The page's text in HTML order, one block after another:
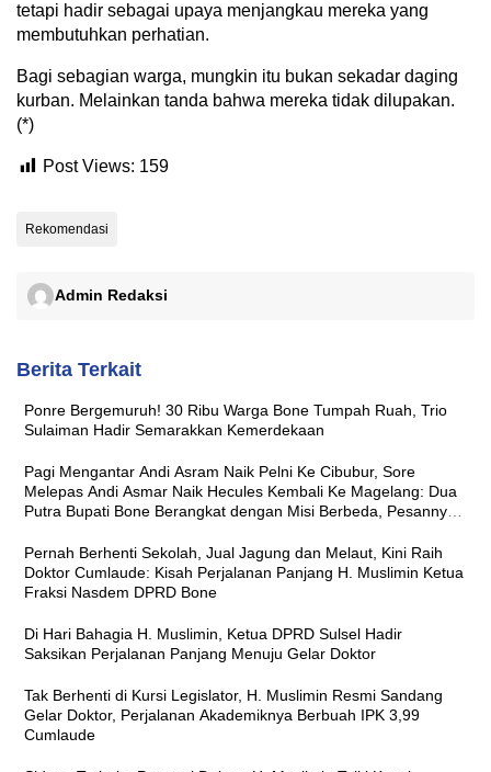
tetapi hadir sebagai upaya menjangkau mereka yang
membutuhkan perhatian.
Bagi sebagian warga, mungkin itu bukan sekadar daging
kurban. Melainkan tanda bahwa mereka tidak dilupakan.
(*)
Post Views: 159
Rekomendasi
Admin Redaksi
Berita Terkait
Ponre Bergemuruh! 30 Ribu Warga Bone Tumpah Ruah, Trio
Sulaiman Hadir Semarakkan Kemerdekaan
Pagi Mengantar Andi Asram Naik Pelni Ke Cibubur, Sore
Melepas Andi Asmar Naik Hecules Kembali Ke Magelang: Dua
Putra Bupati Bone Berangkat dengan Misi Berbeda, Pesannya
Pernah Berhenti Sekolah, Jual Jagung dan Melaut, Kini Raih
Doktor Cumlaude: Kisah Perjalanan Panjang H. Muslimin Ketua
Fraksi Nasdem DPRD Bone
Di Hari Bahagia H. Muslimin, Ketua DPRD Sulsel Hadir
Saksikan Perjalanan Panjang Menuju Gelar Doktor
Tak Berhenti di Kursi Legislator, H. Muslimin Resmi Sandang
Gelar Doktor, Perjalanan Akademiknya Berbuah IPK 3,99
Cumlaude